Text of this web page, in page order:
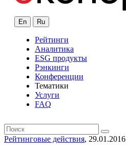
En Ru
Рейтинги
Аналитика
ESG продукты
Рэнкинги
Конференции
Тематики
Услуги
FAQ
Рейтинговые действия, 29.01.2016